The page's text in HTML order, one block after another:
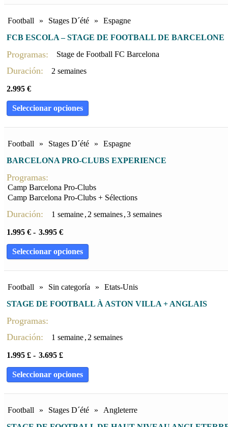
Football » Stages D´été »
Espagne
FCB ESCOLA – STAGE DE FOOTBALL DE BARCELONE
Programas: Stage de Football FC Barcelona
Duración: 2 semaines
2.995 €
Seleccionar opciones
Football » Stages D´été »
Espagne
BARCELONA PRO-CLUBS EXPERIENCE
Programas:
Camp Barcelona Pro-Clubs
Camp Barcelona Pro-Clubs + Sélections
Duración: 1 semaine ,2 semaines ,3 semaines
1.995 € - 3.995 €
Seleccionar opciones
Football » Sin categoría »
Etats-Unis
STAGE DE FOOTBALL À ASTON VILLA + ANGLAIS
Programas:
Duración:
1 semaine ,2 semaines
1.995 £ - 3.695 £
Seleccionar opciones
Football » Stages D´été »
Angleterre